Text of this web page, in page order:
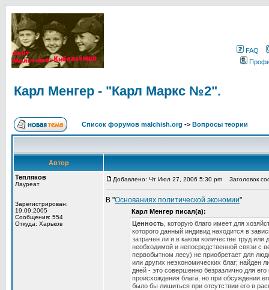
FAQ
Карл Менгер - "Карл Маркс №2".
Список форумов malchish.org -> Вопросы теории
Автор
Тепляков
Лауреат
Зарегистрирован:
19.09.2005
Сообщения: 554
Откуда: Харьков
Добавлено: Чт Июл 27, 2006 5:30 pm Заголовок
В "Основаниях политической экономии"
Карл Менгер писал(а):
Ценность , которую благо имеет для
которого данный индивид находится в
затрачен ли и в каком количестве труд или
необходимой и непосредственной связи с
первобытном лесу) не приобретает для
или других неэкономических благ; найден
дней - это совершенно безразлично для
происхождения блага, но при обсуждении
было бы лишиться при отсутствии его в